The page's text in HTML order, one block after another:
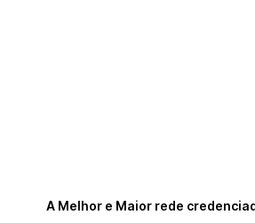
A Melhor e Maior rede